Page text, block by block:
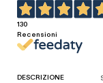
130
Recensioni
DESCRIZIONE